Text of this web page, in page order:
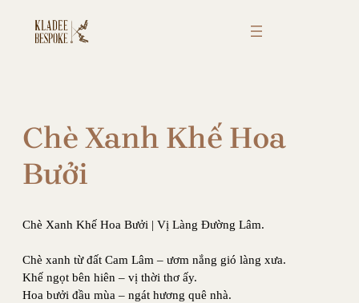
Chè Xanh Khế Hoa
Bưởi
Chè Xanh Khế Hoa Bưởi | Vị Làng Đường Lâm.
Chè xanh từ đất Cam Lâm – ươm nắng gió làng xưa.
Khế ngọt bên hiên – vị thời thơ ấy.
Hoa bưởi đầu mùa – ngát hương quê nhà.